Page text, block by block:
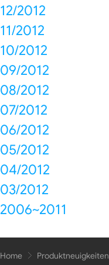
12/2012
11/2012
10/2012
09/2012
08/2012
07/2012
06/2012
05/2012
04/2012
03/2012
2006~2011
Home Produktneuigkeiten